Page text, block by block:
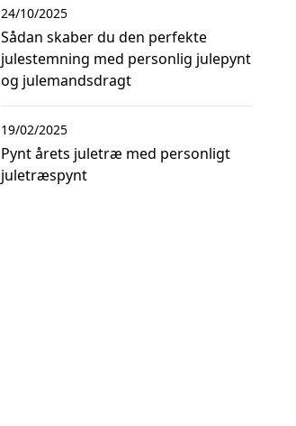
Sådan skaber du den perfekte
julestemning med personlig julepynt
og julemandsdragt
24/10/2025
Pynt årets juletræ med personligt
juletræspynt
19/02/2025